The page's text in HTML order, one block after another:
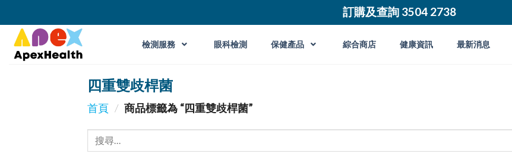
訂購及查詢 3504 2738
檢測服務 眼科檢測 保健產品 綜合商店 健康資訊 最新消息
四重雙歧桿菌
首頁 / 商品標籤為 “四重雙歧桿菌”